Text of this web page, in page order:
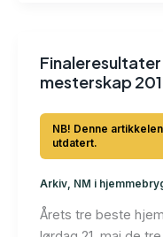
mesterskap
Arkiv, NM i
Årets tre beste